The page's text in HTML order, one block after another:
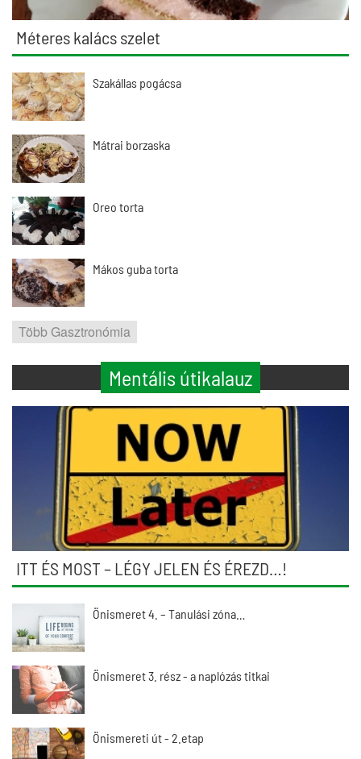
Méteres kalács szelet
Szakállas pogácsa
Mátrai borzaska
Oreo torta
Mákos guba torta
Több Gasztronómia
Mentális útikalauz
ITT ÉS MOST – LÉGY JELEN ÉS ÉREZD…!
Önismeret 4. – Tanulási zóna…
Önismeret 3. rész - a naplózás titkai
Önismereti út - 2.etap